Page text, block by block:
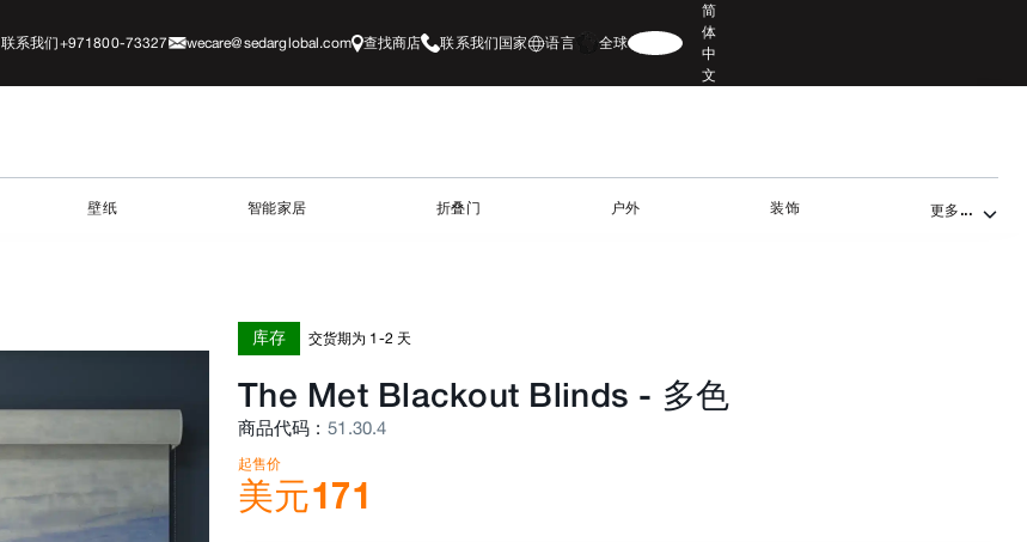
联系我们+971800-73327 wecare@sedarglobal.com 查找商店 联系我们国家 语言 全球
简
体
中
文
壁纸 智能家居 折叠门 户外 装饰 更多...
库存 交货期为 1-2 天
The Met Blackout Blinds - 多色
商品代码 : 51.30.4
起售价
美元171